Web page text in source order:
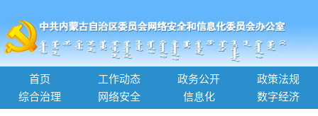
首页 工作动态 政务公开
政策法规
综合治理
网络安全 信息化 数字经济